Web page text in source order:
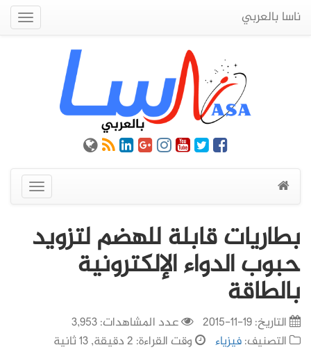
ناسا بالعربي
عرض
القائمة
بطاريات قابلة للهضم لتزويد
حبوب الدواء الإلكترونية
بالطاقة
التاريخ:19-11-2015
عدد المشاهدات: 3,953
التصنيف:فيزياء وقت القراءة: 2 دقيقة, 13 ثانية